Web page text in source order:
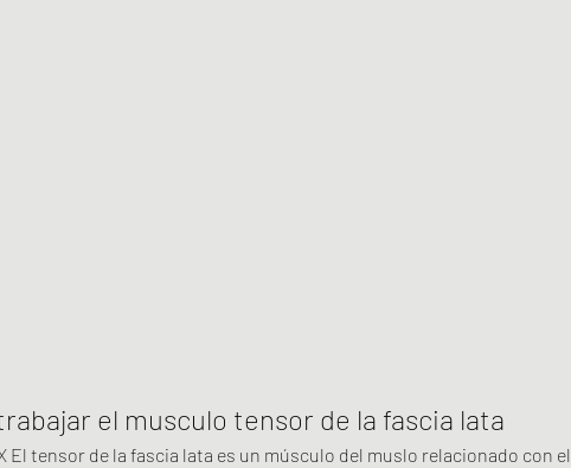
el musculo tensor de la fascia lata
El tensor de la fascia lata es un músculo del muslo relacionado con el